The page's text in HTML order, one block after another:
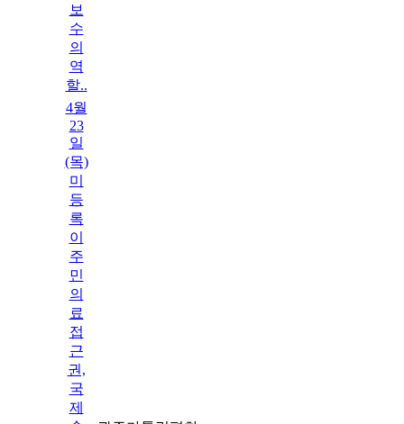
보
수
의
역
할..
4월
23
일
(목)
미
등
록
이
주
민
의
료
접
근
권,
국
제